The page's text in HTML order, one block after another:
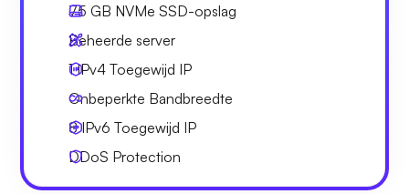
75 GB NVMe SSD-opslag
Beheerde server
1 IPv4 Toegewijd IP
Onbeperkte Bandbreedte
8 IPv6 Toegewijd IP
DDoS Protection